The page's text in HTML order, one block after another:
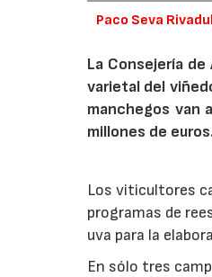
Paco Seva
La Consejería
varietal del
manchegos van
millones de
Los viticultores
programas de
uva para la
En sólo tres